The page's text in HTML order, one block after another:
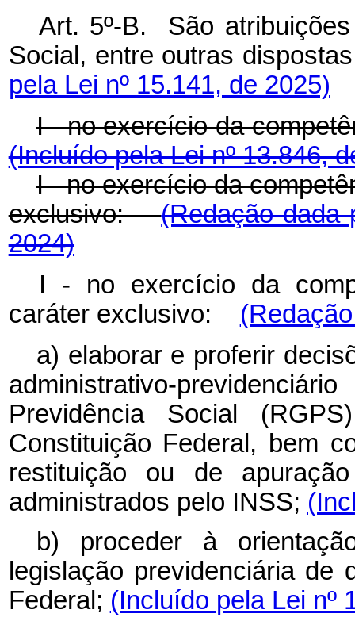
Art. 5º-B. São
Social, entre outras
pela Lei nº 15.141, de 2025)
I - no exercício da
(Incluído pela Lei nº 13.846,
I - no exercício da
exclusivo:(Redação dada
2024)
I - no exercício da
caráter exclusivo:
a) elaborar e proferir
administrativo-
Previdência Social
Constituição Federal, bem
restituição ou de
administrados pelo INSS;
b) proceder à
legislação previdenciária
Federal; (Incluído pela Lei nº